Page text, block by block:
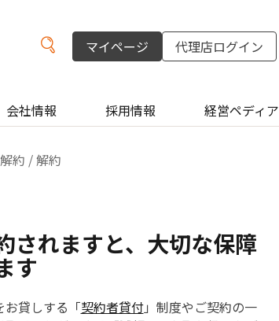
会社情報 採用情報 経営ペディア
マイページ 代理店ログイン
約 / 解約
されますと、大切な保障
す
お貸しする「契約者貸付」制度やご契約の一